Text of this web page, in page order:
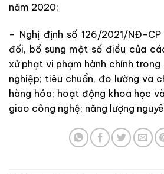
năm 2020;
– Nghị định số 126/2021/NĐ-CP
đổi, bổ sung một số điều của
xử phạt vi phạm hành chính trong
nghiệp; tiêu chuẩn, đo lường và
hàng hóa; hoạt động khoa học
giao công nghệ; năng lượng